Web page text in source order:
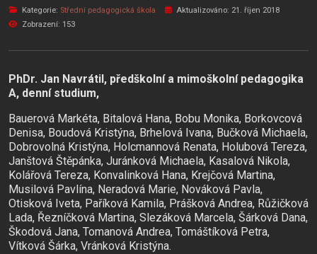
Kategorie: Střední pedagogická škola
Aktualizováno: 21. říjen 2018
Zobrazení: 153
PhDr. Jan Navrátil, předškolní a mimoškolní pedagogika
A, denní studium,
Bauerová Markéta, Bitalová Hana, Bobu Monika, Borkovcová
Denisa, Boudová Kristýna, Brhelová Ivana, Bučková Michaela,
Dobrovolná Kristýna, Holcmannová Renata, Holubová Tereza,
Janštová Štěpánka, Juránková Michaela, Kasalová Nikola,
Kolářová Tereza, Konvalinková Hana, Krejčová Martina,
Musilová Pavlína, Neradová Marie, Nováková Pavla,
Otisková Iveta, Paříková Kamila, Prášková Andrea, Růžičková
Lada, Řezníčková Martina, Slezáková Marcela, Šárková Dana,
Škodová Jana, Tomanová Andrea, Tomáštíková Petra,
Vítková Šárka, Vránková Kristýna.